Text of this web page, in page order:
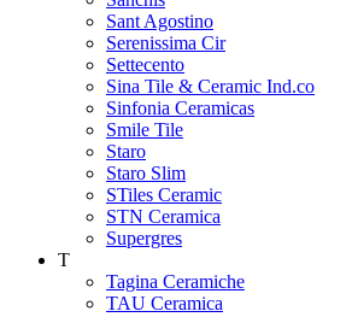
Sant Agostino
Serenissima Cir
Settecento
Sina Tile & Ceramic Ind.co
Sinfonia Ceramicas
Smile Tile
Staro
Staro Slim
STiles Ceramic
STN Ceramica
Supergres
T
Tagina Ceramiche
TAU Ceramica